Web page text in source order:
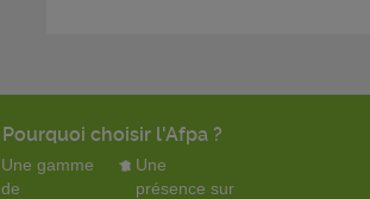
Pourquoi choisir l'Afpa ?
Une gamme
de
Une
présence sur